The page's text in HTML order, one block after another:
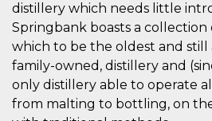
distillery which needs little
Springbank boasts a collection
which to be the oldest and
family-owned, distillery and
only distillery able to operate
from malting to bottling, on
m
Stripe
m.stripe.com